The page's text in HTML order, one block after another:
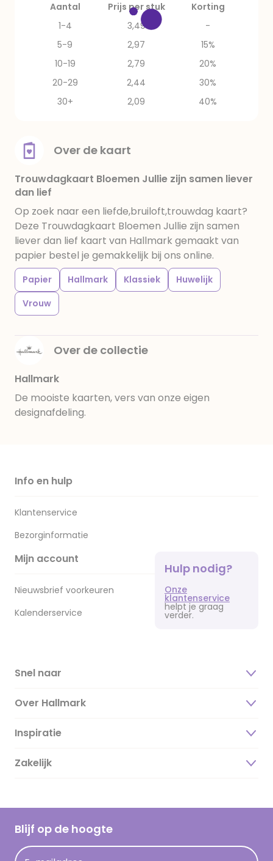
Aantal Prijs per stuk
Korting
1-4
3,49
-
5-9
2,97
15%
10-19
2,79
20%
20-29
2,44
30%
30+
2,09 40%
Over de kaart
Trouwdagkaart Bloemen Jullie zijn samen liever
dan lief
Op zoek naar een liefde,bruiloft,trouwdag kaart?
Deze Trouwdagkaart Bloemen Jullie zijn samen
liever dan lief kaart van Hallmark gemaakt van
papier bestel je gemakkelijk bij ons online.
Papier Hallmark Klassiek
Huwelijk
Vrouw
Over de collectie
Hallmark
De mooiste kaarten, vers van onze eigen
designafdeling.
Info en hulp
Klantenservice
Bezorginformatie
Mijn account
Nieuwsbrief voorkeuren
Kalenderservice
Hulp nodig?
Onze
klantenservice
helpt je graag
verder.
Snel naar
Over Hallmark
Over ons
Duurzaamheid
Hallmark Kaartclub
Acties
Inspiratie
Magazine
Cadeau inspiratie
Kaartinspiratie
Zakelijk
Blijf op de hoogte